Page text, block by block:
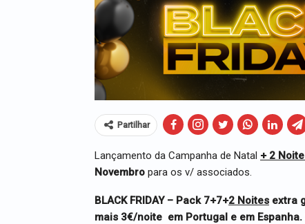
Partilhar
Lançamento da Campanha de Natal + 2
Novembro para os v/ associados.
BLACK FRIDAY – Pack 7+7+2 Noites extra
mais 3€/noite em Portugal e em